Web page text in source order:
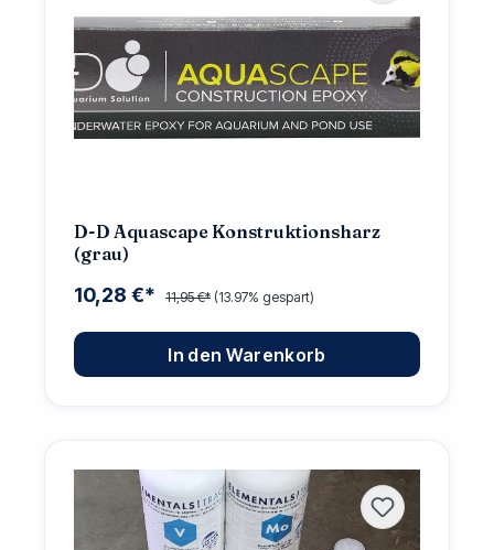
D-D Aquascape Konstruktionsharz
(grau)
10,28 €* 11,95 €* (13.97% gespart)
In den Warenkorb